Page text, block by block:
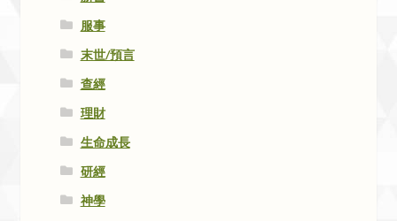
服事
末世/預言
查經
理財
生命成長
研經
神學